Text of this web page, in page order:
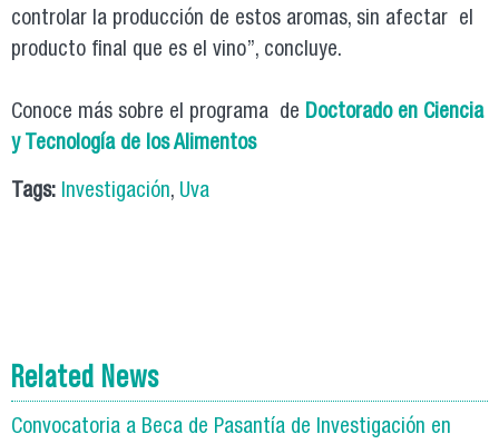
controlar la producción de estos aromas, sin afectar el
producto final que es el vino”, concluye.
Conoce más sobre el programa de Doctorado en Ciencia
y Tecnología de los Alimentos
Tags: Investigación, Uva
Related News
Convocatoria a Beca de Pasantía de Investigación en